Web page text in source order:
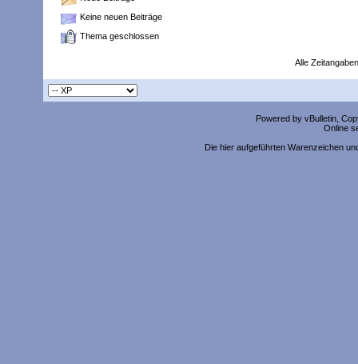
Keine neuen Beiträge
Thema geschlossen
Alle
Powered by vBulletin,
Online
Die hier aufgeführten Warenzeichen